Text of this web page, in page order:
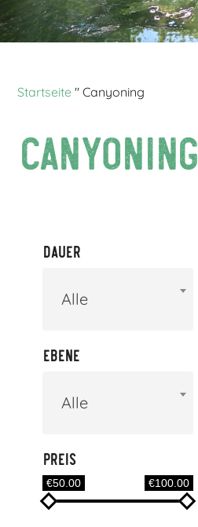
Startseite "Canyoning
Canyoning
Dauer
Alle
Ebene
Alle
Preis
€50.00 €100.00